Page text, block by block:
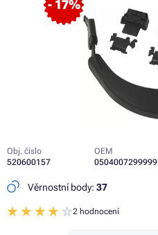
- 17%
Obj. číslo
520600157
OEM
0504007299999
Věrnostní body: 37
2 hodnocení